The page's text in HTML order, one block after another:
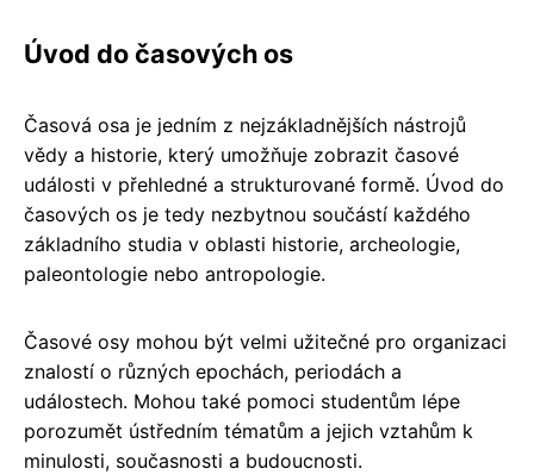
Úvod do časových os
Časová osa je jedním z nejzákladnějších nástrojů
vědy a historie, který umožňuje zobrazit časové
události v přehledné a strukturované formě. Úvod do
časových os je tedy nezbytnou součástí každého
základního studia v oblasti historie, archeologie,
paleontologie nebo antropologie.
Časové osy mohou být velmi užitečné pro organizaci
znalostí o různých epochách, periodách a
událostech. Mohou také pomoci studentům lépe
porozumět ústředním tématům a jejich vztahům k
minulosti, současnosti a budoucnosti.